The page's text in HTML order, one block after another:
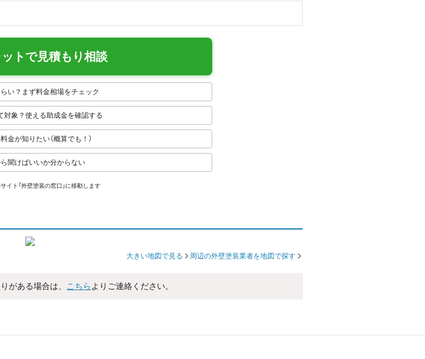
トで見積もり相談
い？まず料金相場をチェック
対象？使える助成金を確認する
金が知りたい（概算でも！）
聞けばいいか分からない
イト「外壁塗装の窓口」に移動します
大きい地図で見る 周辺の外壁塗装業者を地図で探す
がある場合は、 こちら よりご連絡ください。